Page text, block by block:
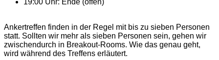
Ankertreffen finden in der Regel mit bis zu sieben Personen
statt. Sollten wir mehr als sieben Personen sein, gehen wir
zwischendurch in Breakout-Rooms. Wie das genau geht,
wird während des Treffens erläutert.